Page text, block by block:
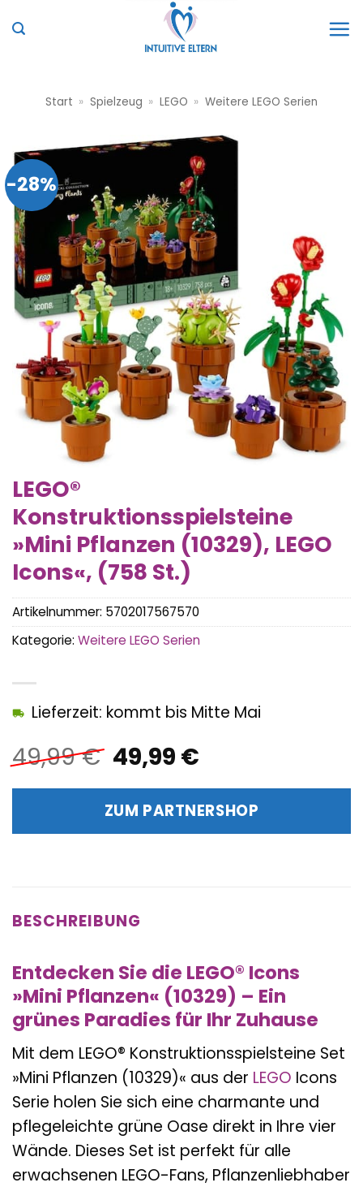
Inhalt
Start » Spielzeug » LEGO » Weitere LEGO Serien
-28%
LEGO®
Konstruktionsspielsteine
»Mini Pflanzen (10329), LEGO
Icons«, (758 St.)
49,99€ Ursprünglicher
Preis
war:
49,99 €
49,99 €Aktueller
ist:
49,99 €.
Lieferzeit: kommt bis Mitte Mai
ZUM PARTNERSHOP
Artikelnummer: 5702017567570
Kategorie: Weitere LEGO Serien
BESCHREIBUNG
Entdecken Sie die LEGO® Icons
»Mini Pflanzen« (10329) – Ein
grünes Paradies für Ihr Zuhause
Mit dem LEGO® Konstruktionsspielsteine Set
»Mini Pflanzen (10329)« aus der LEGO Icons
Serie holen Sie sich eine charmante und
pflegeleichte grüne Oase direkt in Ihre vier
Wände. Dieses Set ist perfekt für alle
erwachsenen LEGO-Fans, Pflanzenliebhaber